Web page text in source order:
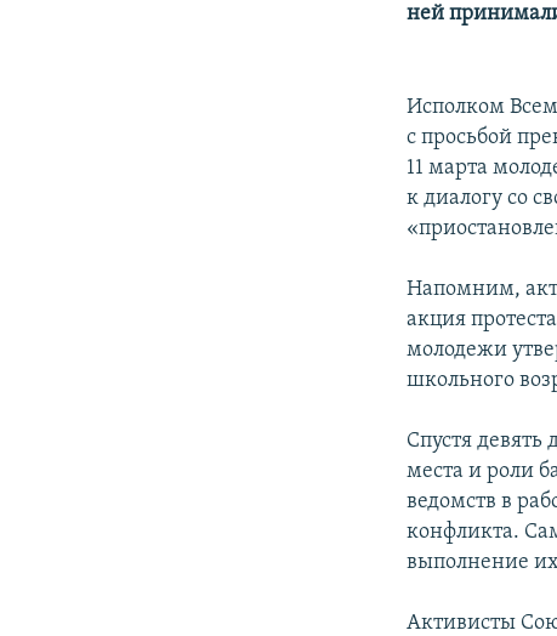
ней
Исполком
с просьбой
11 марта
к диалогу со
Напомним,
акция
молодежи
школьного
Спустя девять
места и роли
ведомств в
конфликта.
выполнение
Активисты